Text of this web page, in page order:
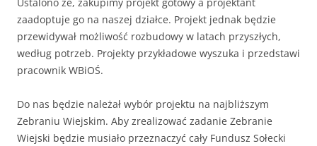
Ustalono że, zakupimy projekt gotowy a projektant
zaadoptuje go na naszej działce. Projekt jednak będzie
przewidywał możliwość rozbudowy w latach przyszłych,
według potrzeb. Projekty przykładowe wyszuka i przedstawi
pracownik WBiOŚ.
Do nas będzie należał wybór projektu na najbliższym
Zebraniu Wiejskim. Aby zrealizować zadanie Zebranie
Wiejski będzie musiało przeznaczyć cały Fundusz Sołecki